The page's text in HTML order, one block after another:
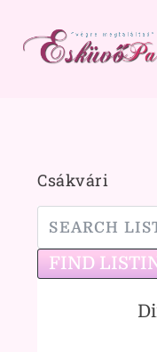
Csákvári